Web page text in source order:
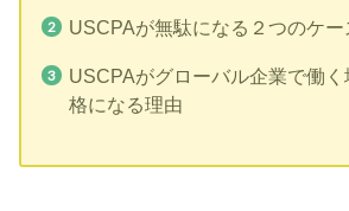
USCPAが無駄になる２つのケー
USCPAがグローバル企業で働
格になる理由